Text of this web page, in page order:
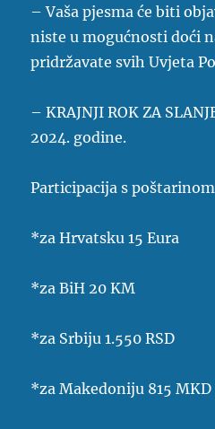
– Vaša pjesma će biti
niste u mogućnosti doći
pridržavate svih Uvjeta
– KRAJNJI ROK ZA
2024. godine.
Participacija s poštarinom
*za Hrvatsku 15 Eura
*za BiH 20 KM
*za Srbiju 1.550 RSD
*za Makedoniju 815